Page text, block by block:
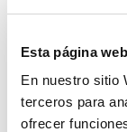
Esta página
En nuestro sitio
terceros para
ofrecer
membrane.
Au 31 décembre
portefeuille de
détient 13
directs.